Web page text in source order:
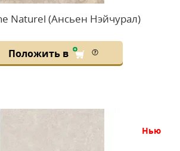
Naturel (Ансьен Нэйчурал)
Положить в
нью